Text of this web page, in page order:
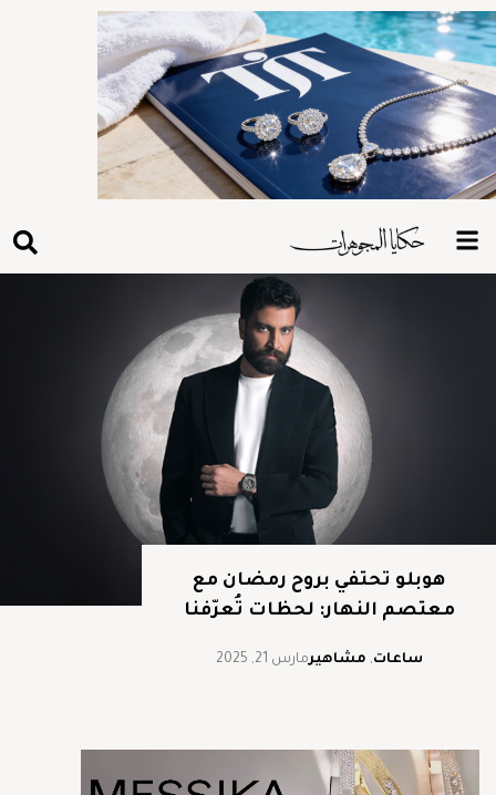
هوبلو تحتفي بروح رمضان مع
معتصم النهار: لحظات تُعرّفنا
ساعات,مشاهيرمارس 21, 2025